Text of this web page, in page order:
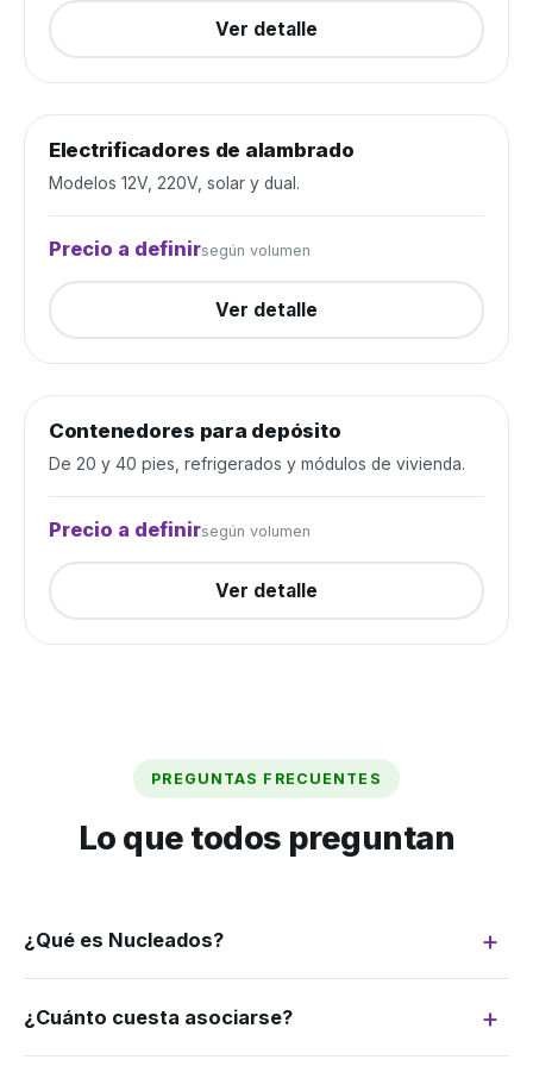
Ver detalle
Alambrados y cercos
Electrificadores de alambrado
Modelos 12V, 220V, solar y dual.
Precio a definirsegún volumen
Ver detalle
Depósito y construcción
Contenedores para depósito
De 20 y 40 pies, refrigerados y módulos de vivienda.
Precio a definirsegún volumen
Ver detalle
PREGUNTAS FRECUENTES
Lo que todos preguntan
¿Qué es Nucleados?
demanda de muchos productores para
negociar como si fuéramos uno solo. Más
¿Cuánto cuesta asociarse?